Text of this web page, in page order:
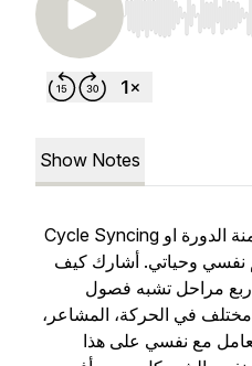
Use Left/Right
Show Notes
في هذه الحلقة نتكلم عن مزامنة الدورة او Cycle Syncing
وحياتي. أشارك كيف
مراحل تشبه فصول
مختلف في الحركة، المشاعر،
مع نفسي على هذا